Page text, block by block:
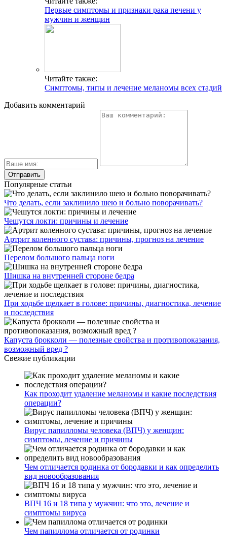
Первые симптомы и признаки рака печени у
мужчин и женщин
Читайте также:
Симптомы, типы и лечение меланомы всех стадий
Добавить комментарий
Популярные статьи
Что делать, если заклинило шею и больно поворачивать?
Чешутся локти: причины и лечение
Артрит коленного сустава: причины, прогноз на лечение
Перелом большого пальца ноги
Шишка на внутренней стороне бедра
При ходьбе щелкает в голове: причины, диагностика, лечение
и последствия
Капуста брокколи — полезные свойства и противопоказания,
возможный вред ?
Свежие публикации
Как проходит удаление меланомы и какие последствия
операции?
Вирус папилломы человека (ВПЧ) у женщин:
симптомы, лечение и причины
Чем отличается родинка от бородавки и как определить
вид новообразования
ВПЧ 16 и 18 типа у мужчин: что это, лечение и
симптомы вируса
Чем папиллома отличается от родинки